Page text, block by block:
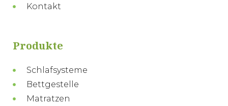
Kontakt
Produkte
Schlafsysteme
Bettgestelle
Matratzen